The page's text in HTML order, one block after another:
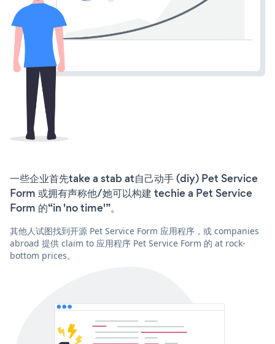
一些企业首先take a stab at自己动手 (diy) Pet Service
Form 或拥有声称他/她可以构建 techie a Pet Service
Form 的“in 'no time'”。
其他人试图找到开源 Pet Service Form 应用程序，或 companies
abroad 提供 claim to 应用程序 Pet Service Form 的 at rock-
bottom prices。